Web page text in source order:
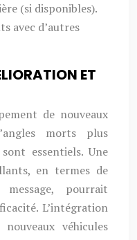
(si disponibles).
avec d’autres
ET
de nouveaux
morts plus
essentiels. Une
en termes de
pourrait
L’intégration
véhicules